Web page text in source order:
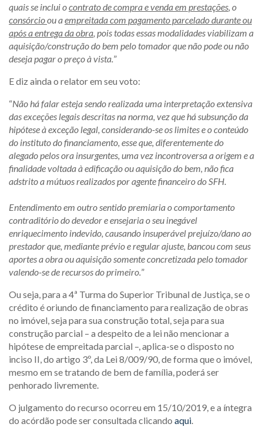
quais se inclui ocontrato de compra e venda em prestações, o
consórcioou aempreitada com pagamento parcelado durante ou
após a entrega da obra, pois todas essas modalidades viabilizam a
aquisição/construção do bem pelo tomador que não pode ou não
deseja pagar o preço à vista.”
E diz ainda o relator em seu voto:
“Não há falar esteja sendo realizada uma interpretação extensiva
das exceções legais descritas na norma, vez que há subsunção da
hipótese à exceção legal, considerando-se os limites e o conteúdo
do instituto do financiamento, esse que, diferentemente do
alegado pelos ora insurgentes, uma vez incontroversa a origem e a
finalidade voltada à edificação ou aquisição do bem, não fica
adstrito a mútuos realizados por agente financeiro do SFH.
Entendimento em outro sentido premiaria o comportamento
contraditório do devedor e ensejaria o seu inegável
enriquecimento indevido, causando insuperável prejuízo/dano ao
prestador que, mediante prévio e regular ajuste, bancou com seus
aportes a obra ou aquisição somente concretizada pelotomador
valendo-se de recursos do primeiro.”
Ou seja, para a 4ª Turma do Superior Tribunal de Justiça, se o
crédito é oriundo de financiamento para realização de obras
no imóvel, seja para sua construção total, seja para sua
construção parcial – a despeito de a lei não mencionar a
hipótese de empreitada parcial –, aplica-se o disposto no
inciso II, do artigo 3º, da Lei 8/009/90, de forma que o imóvel,
mesmo em se tratando de bem de família, poderá ser
penhorado livremente.
O julgamento do recurso ocorreu em 15/10/2019, e a íntegra
do acórdão pode ser consultada clicando aqui.